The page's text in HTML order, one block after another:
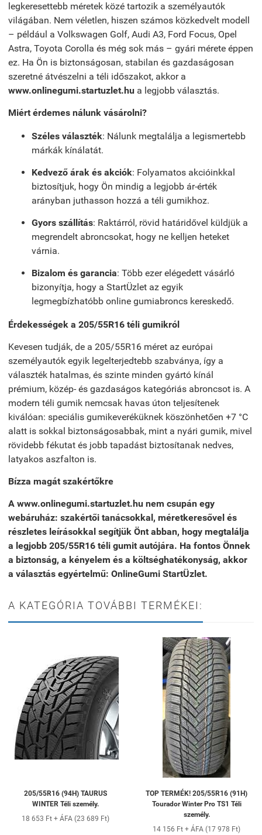
legkeresettebb méretek közé tartozik a személyautók
világában. Nem véletlen, hiszen számos közkedvelt modell
– például a Volkswagen Golf, Audi A3, Ford Focus, Opel
Astra, Toyota Corolla és még sok más – gyári mérete éppen
ez. Ha Ön is biztonságosan, stabilan és gazdaságosan
szeretné átvészelni a téli időszakot, akkor a
www.onlinegumi.startuzlet.hu a legjobb választás.
Miért érdemes nálunk vásárolni?
Széles választék: Nálunk megtalálja a legismertebb
márkák kínálatát.
Kedvező árak és akciók: Folyamatos akcióinkkal
biztosítjuk, hogy Ön mindig a legjobb ár-érték
arányban juthasson hozzá a téli gumikhoz.
Gyors szállítás: Raktárról, rövid határidővel küldjük a
megrendelt abroncsokat, hogy ne kelljen heteket
várnia.
Bizalom és garancia: Több ezer elégedett vásárló
bizonyítja, hogy a StartÜzlet az egyik
legmegbízhatóbb online gumiabroncs kereskedő.
Érdekességek a 205/55R16 téli gumikról
Kevesen tudják, de a 205/55R16 méret az európai
személyautók egyik legelterjedtebb szabványa, így a
választék hatalmas, és szinte minden gyártó kínál
prémium, közép- és gazdaságos kategóriás abroncsot is. A
modern téli gumik nemcsak havas úton teljesítenek
kiválóan: speciális gumikeveréküknek köszönhetően +7 °C
alatt is sokkal biztonságosabbak, mint a nyári gumik, mivel
rövidebb fékutat és jobb tapadást biztosítanak nedves,
latyakos aszfalton is.
Bízza magát szakértőkre
A www.onlinegumi.startuzlet.hu nem csupán egy
webáruház: szakértői tanácsokkal, méretkeresővel és
részletes leírásokkal segítjük Önt abban, hogy megtalálja
a legjobb 205/55R16 téli gumit autójára. Ha fontos Önnek
a biztonság, a kényelem és a költséghatékonyság, akkor
a választás egyértelmű: OnlineGumi StartÜzlet.
A KATEGÓRIA TOVÁBBI TERMÉKEI:
205/55R16 (94H) TAURUS
WINTER Téli személy.
18 653 Ft + ÁFA (23 689 Ft)
TOP TERMÉK! 205/55R16 (91H)
Tourador Winter Pro TS1 Téli
személy.
14 156 Ft + ÁFA (17 978 Ft)